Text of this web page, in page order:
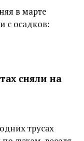
в марте
с осадков:
сняли на
трусах